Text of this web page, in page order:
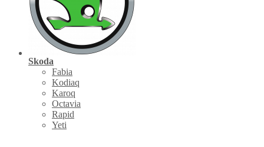
Skoda
Fabia
Kodiaq
Karoq
Octavia
Rapid
Yeti